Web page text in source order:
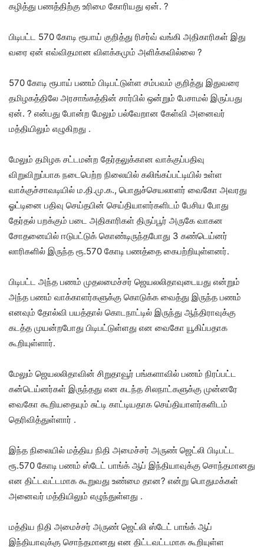
கழித்து பணத்திற்கு உரிமை கோரியது ஏன். ?
பிடிபட்ட 570 கோடி ரூபாய் குறித்து ரிசர்வ் வங்கி அதிகாரிகள் இது
வரை ஏன் எவ்விதமான விளக்கமும் அளிக்கவில்லை ?
570 கோடி ரூபாய் பணம் பிடிபட்டுள்ள சம்பவம் குறித்து இதுவரை
தமிழகத்திலே அரசாங்கத்தின் சார்பில் ஒன்றும் பேசாமல் இருப்பது
ஏன். ? என்பது போன்ற மேலும் பல்வேறான கேள்வி அனைவர்
மத்தியிலும் எழுகிறது .
மேலும் தமிழக சட்டமன்ற தேர்தலுக்கான வாக்குப்பதிவு
விறுவிறுப்பாக நடைபெற்ற நிலையில் கலிங்கப்பட்டியில் உள்ள
வாக்குச்சாவடியில் ம.தி.மு.க., பொதுச்செயலாளர் வைகோ அவரது
ஓட்டினை பதிவு செய்தபின் செய்தியாளர்களிடம் பேசிய போது
தேர்தல் பறக்கும் படை அதிகாரிகள் திருப்பூர் அருகே வாகன
சோதனையில் ஈடுபட்டுக் கொண்டிருந்தபோது 3 கண்டெய்னர்
லாரிகளில் இருந்த ரூ.570 கோடி பணத்தை கைபற்றியுள்ளனர்.
பிடிபட்ட அந்த பணம் முதலமைச்சர் ஜெயலலிதாவுடையது என்றும்
அந்த பணம் வாக்காளர்களுக்கு கொடுக்க வைத்து இருந்த பணம்
எனவும் தோல்வி பயத்தால் கொடநாட்டில் இருந்து ஆந்திராவுக்கு
கடத்த முயன்றபோது பிடிபட்டுள்ளது என வைகோ யூகிப்பதாக
கூறியுள்ளார்.
மேலும் ஜெயலலிதாவின் சிறுதாவூர் பங்களாவில் பணம் நிரப்பட்ட
கன்டெய்னர்கள் இருந்தது என கடந்த சிலநாட்களுக்கு முன்னரே
வைகோ கூறியதையும் சுட்டி காட்டியதாக செய்தியாளர்களிடம்
தெரிவித்துள்ளார் .
இந்த நிலையில் மத்திய நிதி அமைச்சர் அருண் ஜெட்லி பிடிபட்ட
ரூ.570 கோடி பணம் ஸ்டேட் பாங்க் ஆப் இந்தியாவுக்கு சொந்தமானது
என திட்டவட்டமாக கூறுவது உண்மை தான? என்று பொதுமக்கள்
அனைவர் மத்தியிலும் எழுந்துள்ளது .
மத்திய நிதி அமைச்சர் அருண் ஜெட்லி ஸ்டேட் பாங்க் ஆப்
இந்தியாவுக்கு சொந்தமானது என திட்டவட்டமாக கூறியுள்ள